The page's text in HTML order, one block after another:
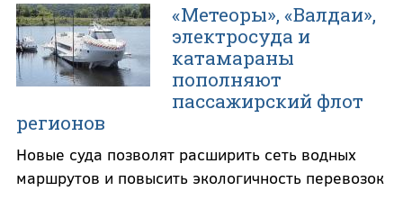
«Метеоры», «Валдаи»,
электросуда и
катамараны
пополняют
пассажирский флот
регионов
Новые суда позволят расширить сеть водных
маршрутов и повысить экологичность перевозок